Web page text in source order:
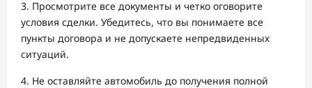
3. Просмотрите все документы и четко оговорите
условия сделки. Убедитесь, что вы понимаете все
пункты договора и не допускаете непредвиденных
ситуаций.
4. Не оставляйте автомобиль до получения полной